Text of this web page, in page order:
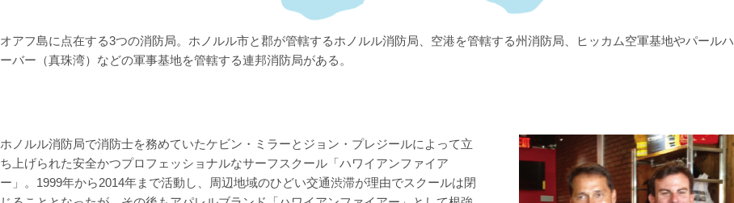
オアフ島に点在する3つの消防局。ホノルル市と郡が管轄するホノルル消防局、空港を管轄する州消防局、ヒッカム空軍基地やパールハ
ーバー（真珠湾）などの軍事基地を管轄する連邦消防局がある。
ホノルル消防局で消防士を務めていたケビン・ミラーとジョン・プレジールによって立
ち上げられた安全かつプロフェッショナルなサーフスクール「ハワイアンファイア
ー」。1999年から2014年まで活動し、周辺地域のひどい交通渋滞が理由でスクールは閉